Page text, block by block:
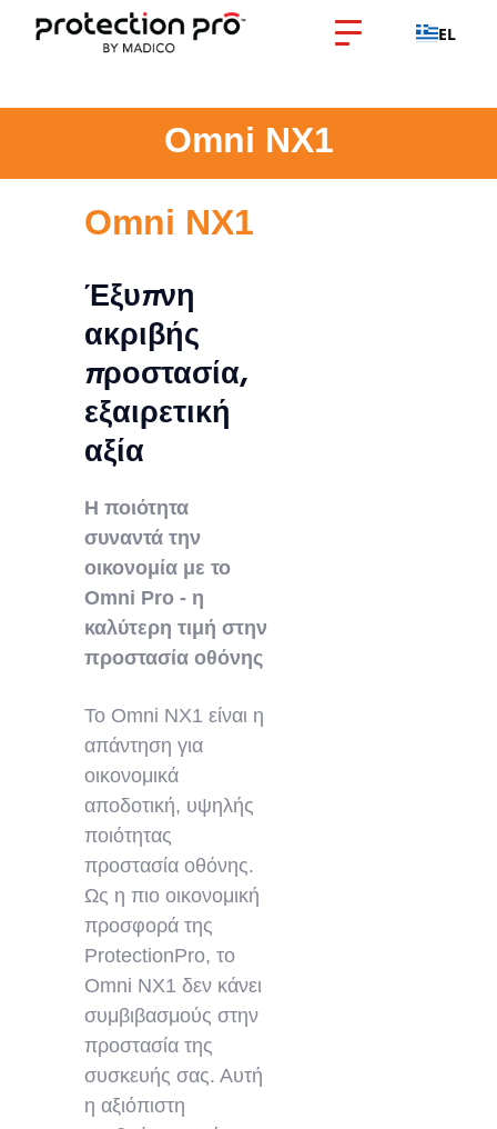
EL
Omni NX1
Omni NX1
Έξυπνη
ακριβής
προστασία,
εξαιρετική
αξία
Η ποιότητα
συναντά την
οικονομία με το
Omni Pro - η
καλύτερη τιμή στην
προστασία οθόνης
Το Omni NX1 είναι η
απάντηση για
οικονομικά
αποδοτική, υψηλής
ποιότητας
προστασία οθόνης.
Ως η πιο οικονομική
προσφορά της
ProtectionPro, το
Omni NX1 δεν κάνει
συμβιβασμούς στην
προστασία της
συσκευής σας. Αυτή
η αξιόπιστη